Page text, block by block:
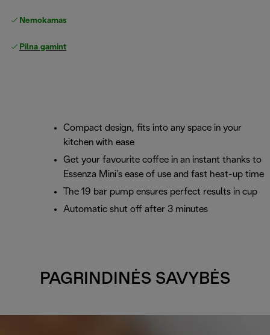
Nemokamas grąžinimas
Pilna gamintojo garantija
Compact design, fits into any space in your
kitchen with ease
Get your favourite coffee in an instant thanks to
Essenza Mini’s ease of use and fast heat-up time
The 19 bar pump ensures perfect results in cup
Automatic shut off after 3 minutes
PAGRINDINĖS SAVYBĖS